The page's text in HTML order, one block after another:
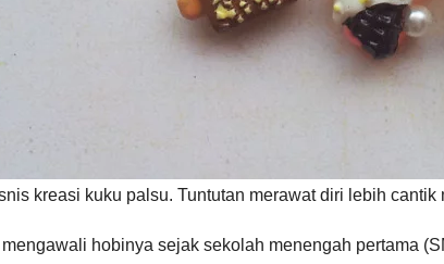
kreasi kuku palsu. Tuntutan merawat diri lebih
hobinya sejak sekolah menengah pertama